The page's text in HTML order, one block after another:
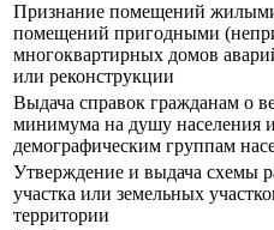
Признание помещений
помещений пригодными
многоквартирных домов
или реконструкции
Выдача справок гражданам о
минимума на душу населения
демографическим группам
Утверждение и выдача схемы
участка или земельных
территории